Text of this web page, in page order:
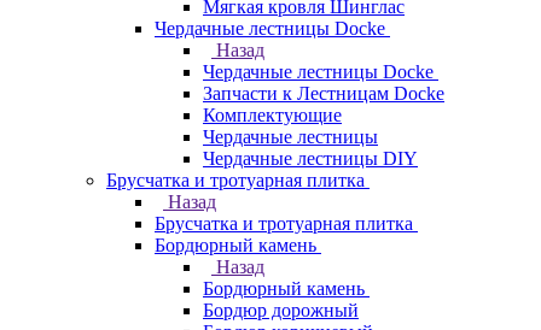
Мягкая кровля Шинглас
Чердачные лестницы Docke
Назад
Чердачные лестницы Docke
Запчасти к Лестницам Docke
Комплектующие
Чердачные лестницы
Чердачные лестницы DIY
Брусчатка и тротуарная плитка
Назад
Брусчатка и тротуарная плитка
Бордюрный камень
Назад
Бордюрный камень
Бордюр дорожный